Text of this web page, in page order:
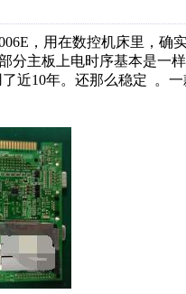
，用在数控机床里，确
分主板上电时序基本是一
近10年。还那么稳定 。